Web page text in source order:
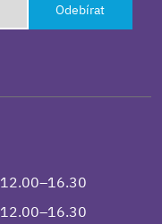
Odebírat
12.00–16.30
12.00–16.30